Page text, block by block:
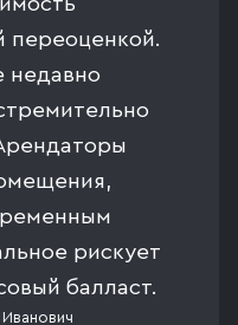
переоценкой.
недавно
рискует
балласт.